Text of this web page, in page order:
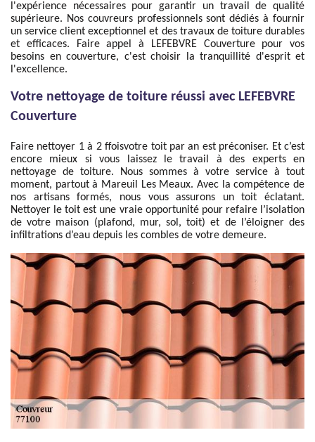
l'expérience nécessaires pour garantir un travail de qualité
supérieure. Nos couvreurs professionnels sont dédiés à fournir
un service client exceptionnel et des travaux de toiture durables
et efficaces. Faire appel à LEFEBVRE Couverture pour vos
besoins en couverture, c'est choisir la tranquillité d'esprit et
l'excellence.
Votre nettoyage de toiture réussi avec LEFEBVRE
Couverture
Faire nettoyer 1 à 2 ffoisvotre toit par an est préconiser. Et c’est
encore mieux si vous laissez le travail à des experts en
nettoyage de toiture. Nous sommes à votre service à tout
moment, partout à Mareuil Les Meaux. Avec la compétence de
nos artisans formés, nous vous assurons un toit éclatant.
Nettoyer le toit est une vraie opportunité pour refaire l’isolation
de votre maison (plafond, mur, sol, toit) et de l’éloigner des
infiltrations d’eau depuis les combles de votre demeure.